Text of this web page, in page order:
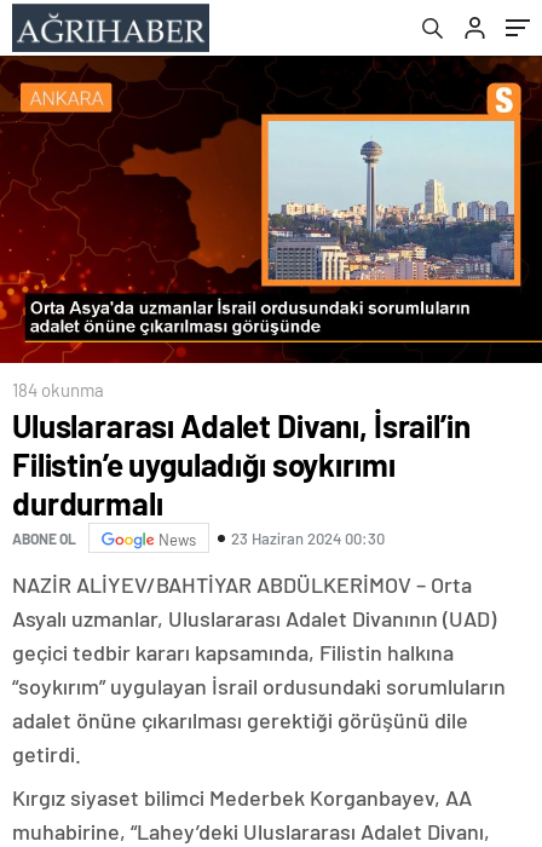
184 okunma
Uluslararası Adalet Divanı, İsrail’in
Filistin’e uyguladığı soykırımı
durdurmalı
ABONE OL News 23 Haziran 2024 00:30
NAZİR ALİYEV/BAHTİYAR ABDÜLKERİMOV – Orta
Asyalı uzmanlar, Uluslararası Adalet Divanının (UAD)
geçici tedbir kararı kapsamında, Filistin halkına
“soykırım” uygulayan İsrail ordusundaki sorumluların
adalet önüne çıkarılması gerektiği görüşünü dile
getirdi.
Kırgız siyaset bilimci Mederbek Korganbayev, AA
muhabirine, “Lahey’deki Uluslararası Adalet Divanı,